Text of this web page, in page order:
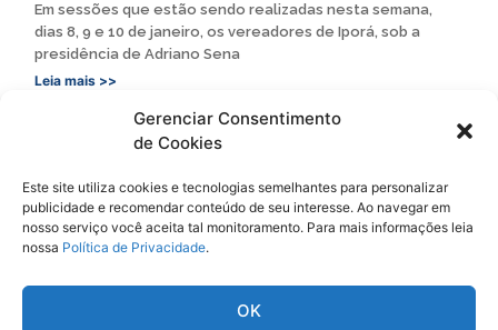
Gerenciar Consentimento
de Cookies
Este site utiliza cookies e tecnologias semelhantes para personalizar
publicidade e recomendar conteúdo de seu interesse. Ao navegar em
nosso serviço você aceita tal monitoramento. Para mais informações leia
nossa Política de Privacidade.
OK
Em sessões que estão sendo realizadas nesta semana,
dias 8, 9 e 10 de janeiro, os vereadores de Iporá, sob a
presidência de Adriano Sena
Leia mais >>
SigaOeste Goiano Notícias